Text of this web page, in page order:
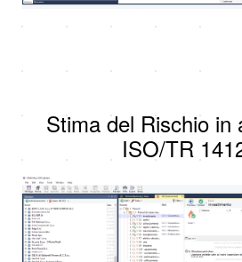
Stima del Rischio in
ISO/TR